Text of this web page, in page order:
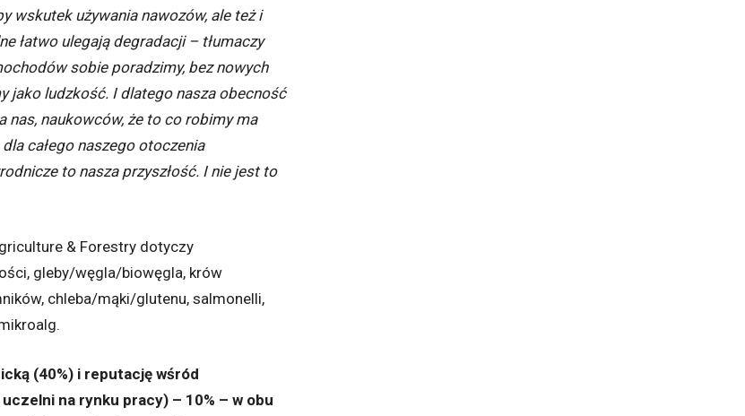
wskutek używania nawozów, ale też i
łatwo ulegają degradacji – tłumaczy
sobie poradzimy, bez nowych
jako ludzkość. I dlatego nasza obecność
nas, naukowców, że to co robimy ma
całego naszego otoczenia
to nasza przyszłość. I nie jest to
& Forestry dotyczy
gleby/węgla/biowęgla, krów
chleba/mąki/glutenu, salmonelli,
(40%) i reputację wśród
na rynku pracy) – 10% – w obu